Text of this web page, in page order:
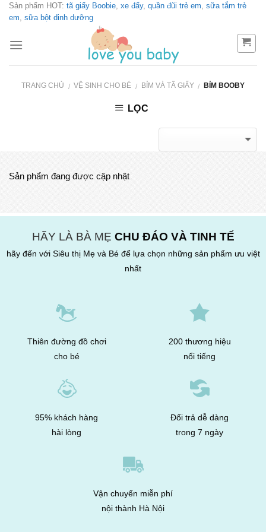
Skip
Sản phẩm HOT: tã giấy Boobie, xe đẩy, quần đũi trẻ em, sữa tắm trẻ
em, sữa bột dinh dưỡng
TRANG CHỦ / VỆ SINH CHO BÉ / BỈM VÀ TÃ GIẤY / BỈM BOOBY
LỌC
Sản phẩm đang được cập nhật
HÃY LÀ BÀ MẸ CHU ĐÁO VÀ TINH TẾ
hãy đến với Siêu thị Mẹ và Bé để lựa chọn những sản phẩm ưu việt
nhất
Thiên đường đồ chơi
cho bé
200 thương hiệu
nổi tiếng
95% khách hàng
hài lòng
Đổi trả dễ dàng
trong 7 ngày
Vận chuyển miễn phí
nội thành Hà Nội